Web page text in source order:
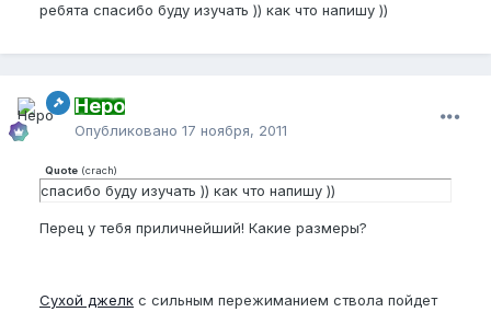
ребята спасибо буду изучать )) как что напишу ))
Неро
Опубликовано 17 ноября, 2011
Quote (crach)
спасибо буду изучать )) как что напишу ))
Перец у тебя приличнейший! Какие размеры?
Сухой джелк с сильным пережиманием ствола пойдет